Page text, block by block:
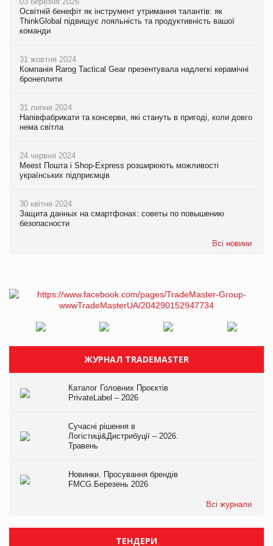
Освітній бенефіт як інструмент утримання талантів: як
ThinkGlobal підвищує лояльність та продуктивність вашої
команди
31 жовтня 2024
Компанія Rarog Tactical Gear презентувала надлегкі керамічні
бронеплити
31 липня 2024
Напівфабрикати та консерви, які стануть в пригоді, коли довго
нема світла
24 червня 2024
Meest Пошта і Shop-Express розширюють можливості
українських підприємців
30 квітня 2024
Защита данных на смартфонах: советы по повышению
безопасности
Всі новини
ЖУРНАЛ TRADEMASTER
Каталог Головних Проєктів
PrivateLabel – 2026
Сучасні рішення в
Логістиці&Дистрибуції – 2026.
Травень
Новинки. Просування брендів
FMCG.Березень 2026
Всі журнали
ТЕНДЕРИ